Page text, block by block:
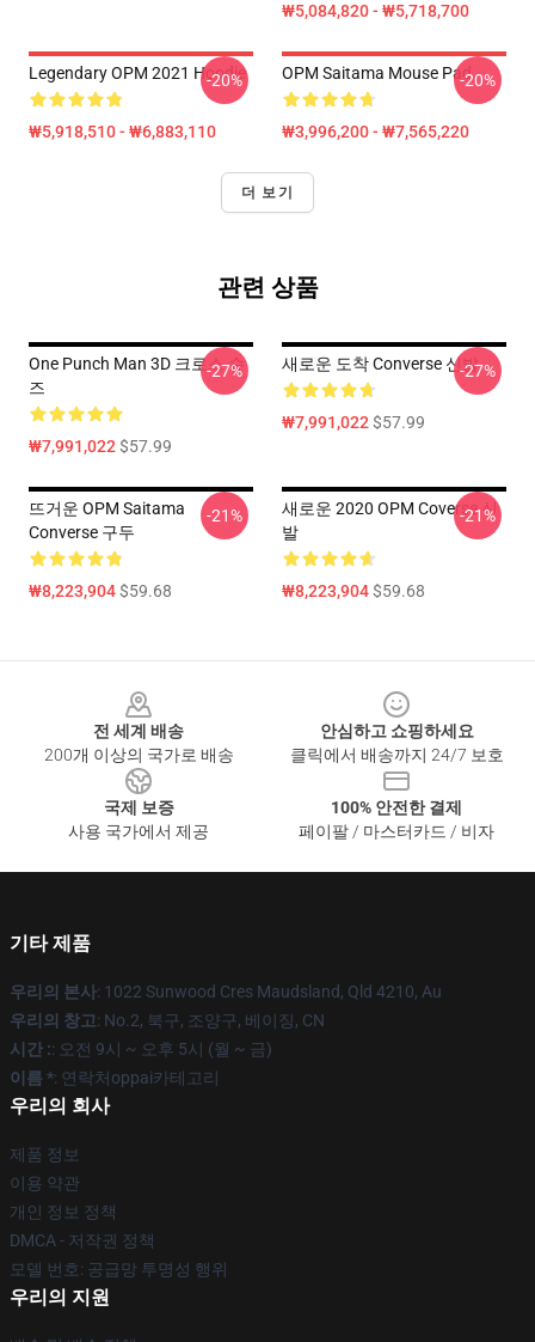
₩5,084,820 - ₩5,718,700
Legendary OPM 2021 Hoodie
₩5,918,510 - ₩6,883,110
-20% OPM Saitama Mouse Pad
₩3,996,200 - ₩7,565,220
-20%
더 보기
관련 상품
One Punch Man 3D 크로스 슈
즈
₩7,991,022$57.99
-27% 새로운 도착 Converse 신발
₩7,991,022$57.99
-27%
뜨거운 OPM Saitama
Converse 구두
₩8,223,904$59.68
-21%
새로운 2020 OPM Coverse 신
발
₩8,223,904$59.68
-21%
전 세계 배송
200개 이상의 국가로 배송
안심하고 쇼핑하세요
클릭에서 배송까지 24/7 보호
국제 보증
사용 국가에서 제공
100% 안전한 결제
페이팔 / 마스터카드 / 비자
기타 제품
우리의 본사: 1022 Sunwood Cres Maudsland, Qld 4210, Au
우리의 창고: No.2, 북구, 조양구, 베이징, CN
시간 :: 오전 9시 ~ 오후 5시 (월 ~ 금)
이름 *: 연락처oppai카테고리
우리의 회사
제품 정보
이용 약관
개인 정보 정책
DMCA - 저작권 정책
모델 번호: 공급망 투명성 행위
우리의 지원